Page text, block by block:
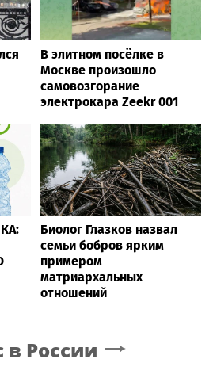
В элитном посёлке в
Москве произошло
самовозгорание
электрокара Zeekr 001
Биолог Глазков назвал
семьи бобров ярким
примером
матриархальных
отношений
в России